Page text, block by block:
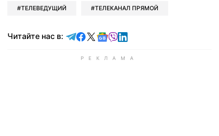
ТЕЛЕВЕДУЩИЙ ТЕЛЕКАНАЛ ПРЯМОЙ
Читайте нас в: Читайте в Telegram
Читайте в Facebook
Читайте в X
Читайте в Google news
Читайте в Viber
Читайте в LinkedIn